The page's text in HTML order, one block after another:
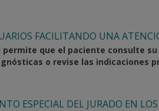
FACILITANDO UNA
permite que el paciente consulte
o revise las indicaciones
ESPECIAL DEL JURADO EN